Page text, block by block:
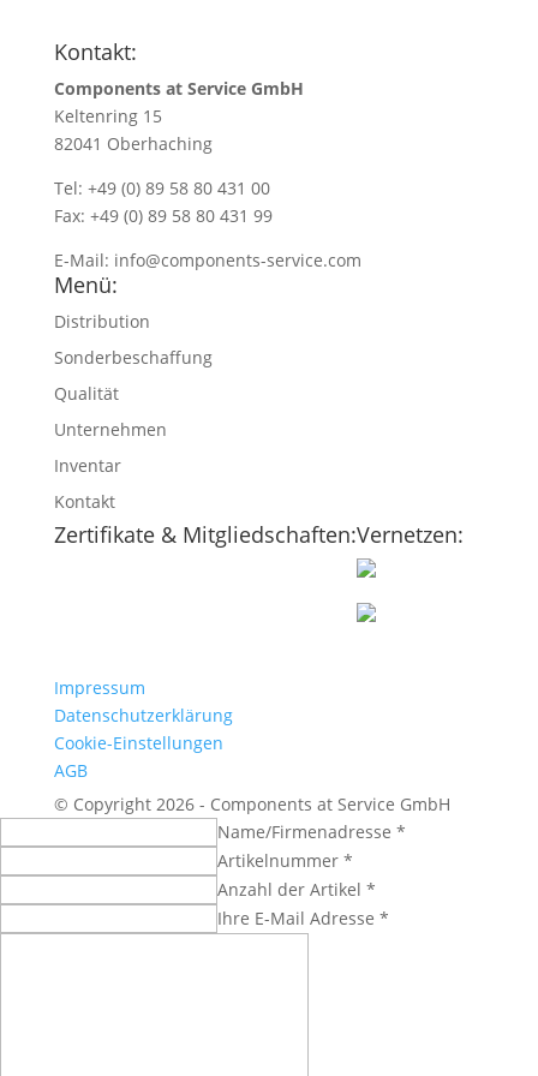
Kontakt:
Components at Service GmbH
Keltenring 15
82041 Oberhaching
Tel: +49 (0) 89 58 80 431 00
Fax: +49 (0) 89 58 80 431 99
E-Mail: info@components-service.com
Menü:
Distribution
Sonderbeschaffung
Qualität
Unternehmen
Inventar
Kontakt
Zertifikate & Mitgliedschaften:Vernetzen:
Impressum
Datenschutzerklärung
Cookie-Einstellungen
AGB
© Copyright 2026 - Components at Service GmbH
Name/Firmenadresse *
Artikelnummer *
Anzahl der Artikel *
Ihre E-Mail Adresse *